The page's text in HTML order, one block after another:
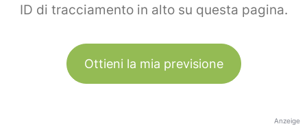
ID di tracciamento in alto su questa pagina.
Ottieni la mia previsione
Anzeige